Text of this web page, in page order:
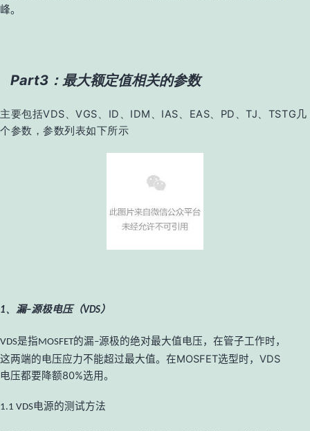
峰。
Part3：最大额定值相关的参数
主要包括VDS、VGS、ID、IDM、IAS、EAS、PD、TJ、TSTG几
个参数，参数列表如下所示
1、 漏–源极电压（VDS）
VDS是指MOSFET的漏–源极的绝对最大值电压，在管子工作时，
这两端的电压应力不能超过最大值。在MOSFET选型时， VDS
电压都要降额80%选用。
1.1 VDS电源的测试方法